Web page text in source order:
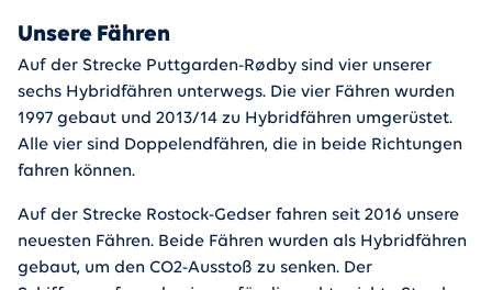
Unsere Fähren
Auf der Strecke Puttgarden-Rødby sind vier unserer
sechs Hybridfähren unterwegs. Die vier Fähren wurden
1997 gebaut und 2013/14 zu Hybridfähren umgerüstet.
Alle vier sind Doppelendfähren, die in beide Richtungen
fahren können.
Auf der Strecke Rostock-Gedser fahren seit 2016 unsere
neuesten Fähren. Beide Fähren wurden als Hybridfähren
gebaut, um den CO2-Ausstoß zu senken. Der